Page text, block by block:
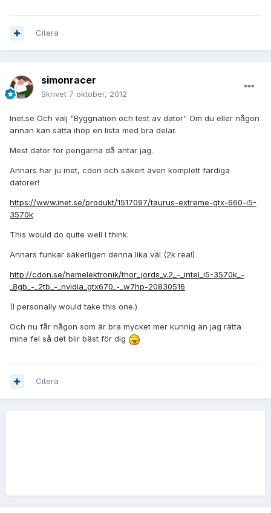
Citera
simonracer
Skrivet 7 oktober, 2012
Inet.se Och välj "Byggnation och test av dator" Om du eller någon
annan kan sätta ihop en lista med bra delar.
Mest dator för pengarna då antar jag.
Annars har ju inet, cdon och säkert även komplett färdiga
datorer!
https://www.inet.se/produkt/1517097/taurus-extreme-gtx-660-i5-
3570k
This would do quite well I think.
Annars funkar säkerligen denna lika väl (2k rea!)
http://cdon.se/hemelektronik/thor_jords_v.2_-_intel_i5-3570k_-
_8gb_-_2tb_-_nvidia_gtx670_-_w7hp-20830516
(I personally would take this one.)
Och nu får någon som är bra mycket mer kunnig än jag rätta
mina fel så det blir bäst för dig
Citera